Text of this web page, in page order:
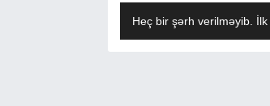
Heç bir şərh verilməyib.